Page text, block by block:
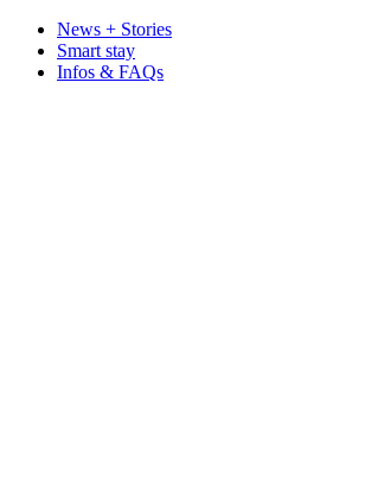
News + Stories
Smart stay
Infos & FAQs